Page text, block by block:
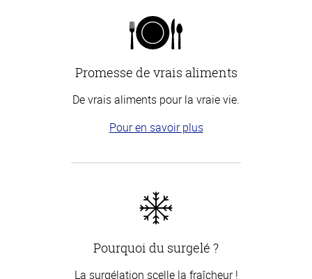
Promesse de vrais aliments
De vrais aliments pour la vraie vie.
Pour en savoir plus
Pourquoi du surgelé ?
La surgélation scelle la fraîcheur !